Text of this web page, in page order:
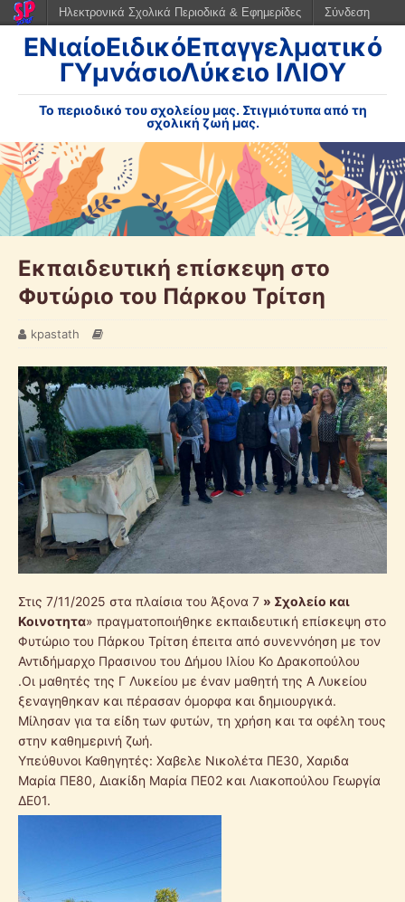
ΕΝιαίοΕιδικόΕπαγγελματικό
ΓΥμνάσιοΛύκειο ΙΛΙΟΥ
Το περιοδικό του σχολείου μας. Στιγμιότυπα από τη
σχολική ζωή μας.
Εκπαιδευτική επίσκεψη στο
Φυτώριο του Πάρκου Τρίτση
kpastath
Στις 7/11/2025 στα πλαίσια του Άξονα 7 » Σχολείο και
Κοινοτητα» πραγματοποιήθηκε εκπαιδευτική επίσκεψη στο
Φυτώριο του Πάρκου Τρίτση έπειτα από συνεννόηση με τον
Αντιδήμαρχο Πρασινου του Δήμου Ιλίου Κο Δρακοπούλου
.Οι μαθητές της Γ Λυκείου με έναν μαθητή της Α Λυκείου
ξεναγηθηκαν και πέρασαν όμορφα και δημιουργικά.
Μίλησαν για τα είδη των φυτών, τη χρήση και τα οφέλη τους
στην καθημερινή ζωή.
Υπεύθυνοι Καθηγητές: Χαβελε Νικολέτα ΠΕ30, Χαριδα
Μαρία ΠΕ80, Διακίδη Μαρία ΠΕ02 και Λιακοπούλου Γεωργία
ΔΕ01.
Ηλεκτρονικά Σχολικά Περιοδικά & Εφημερίδες Σύνδεση